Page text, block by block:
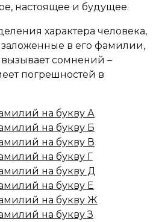
настоящее и будущее.
характера человека,
в его фамилии,
сомнений –
погрешностей в
на букву А
на букву Б
на букву В
на букву Г
на букву Д
на букву Е
на букву Ж
на букву З